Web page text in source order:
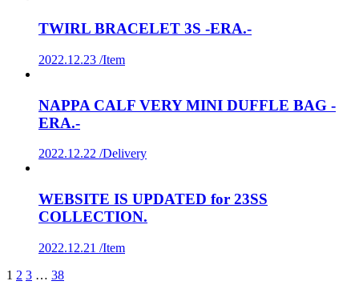
TWIRL BRACELET 3S -ERA.-
2022.12.23 /Item
NAPPA CALF VERY MINI DUFFLE BAG -
ERA.-
2022.12.22 /Delivery
WEBSITE IS UPDATED for 23SS
COLLECTION.
2022.12.21 /Item
1 2 3 … 38